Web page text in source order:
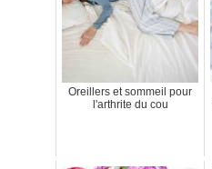
Oreillers et sommeil pour
l'arthrite du cou